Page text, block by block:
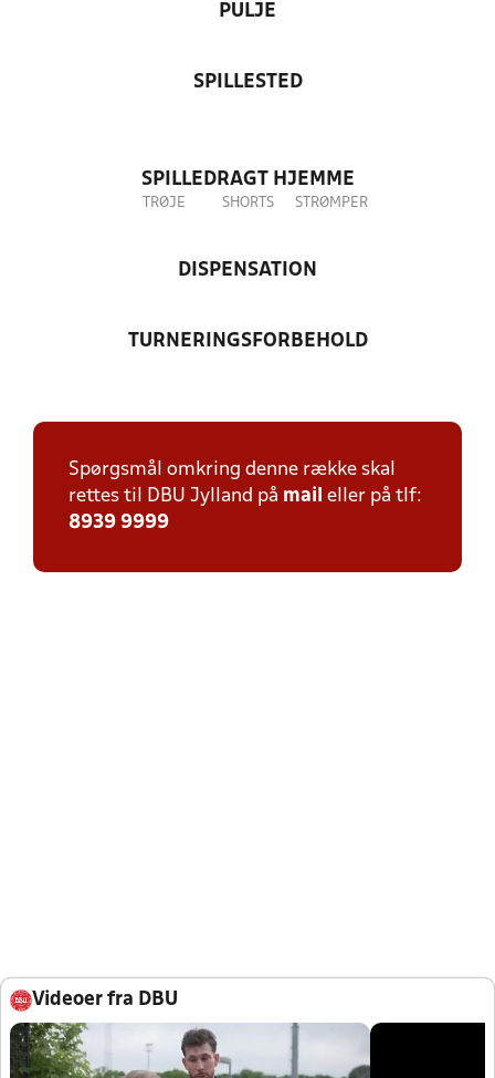
PULJE
SPILLESTED
SPILLEDRAGT HJEMME
TRØJE SHORTS STRØMPER
DISPENSATION
TURNERINGSFORBEHOLD
Spørgsmål omkring denne række skal
rettes til DBU Jylland på mail eller på tlf:
8939 9999
Videoer fra DBU